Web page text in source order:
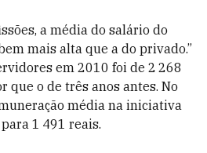
a média do salário do
mais alta que a do privado.”
em 2010 foi de 2 268
que o de três anos antes. No
média na iniciativa
1 491 reais.